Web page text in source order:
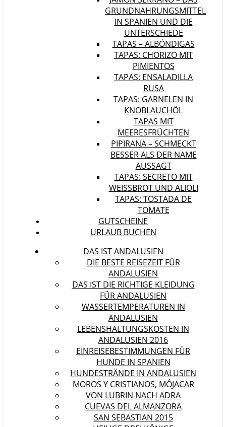
GRUNDNAHRUNGSMITTEL
IN SPANIEN UND DIE
UNTERSCHIEDE
TAPAS – ALBÓNDIGAS
TAPAS: CHORIZO MIT
PIMIENTOS
TAPAS: ENSALADILLA
RUSA
TAPAS: GARNELEN IN
KNOBLAUCHÖL
TAPAS MIT
MEERESFRÜCHTEN
PIPIRANA – SCHMECKT
BESSER ALS DER NAME
AUSSAGT
TAPAS: SECRETO MIT
WEISSBROT UND ALIOLI
TAPAS: TOSTADA DE
TOMATE
GUTSCHEINE
URLAUB BUCHEN
DAS IST ANDALUSIEN
DIE BESTE REISEZEIT FÜR
ANDALUSIEN
DAS IST DIE RICHTIGE KLEIDUNG
FÜR ANDALUSIEN
WASSERTEMPERATUREN IN
ANDALUSIEN
LEBENSHALTUNGSKOSTEN IN
ANDALUSIEN 2016
EINREISEBESTIMMUNGEN FÜR
HUNDE IN SPANIEN
HUNDESTRÄNDE IN ANDALUSIEN
MOROS Y CRISTIANOS, MÓJACAR
VON LUBRIN NACH ADRA
CUEVAS DEL ALMANZORA
SAN SEBASTIAN 2015